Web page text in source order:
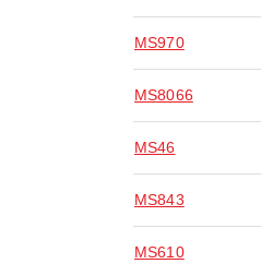
MS970
MS8066
MS46
MS843
MS610